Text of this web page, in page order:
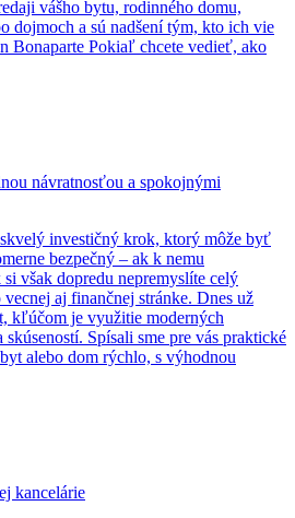
vášho bytu, rodinného domu,
dojmoch a sú nadšení tým, kto ich vie
Bonaparte Pokiaľ chcete vedieť, ako
návratnosťou a spokojnými
investičný krok, ktorý môže byť
bezpečný – ak k nemu
však dopredu nepremyslíte celý
aj finančnej stránke. Dnes už
kľúčom je využitie moderných
Spísali sme pre vás praktické
alebo dom rýchlo, s výhodnou
kancelárie